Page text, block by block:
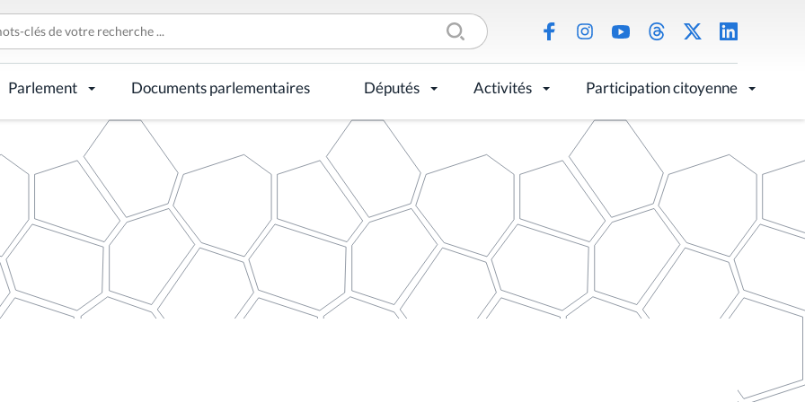
Parlement Documents parlementaires Députés Activités Participation citoyenne